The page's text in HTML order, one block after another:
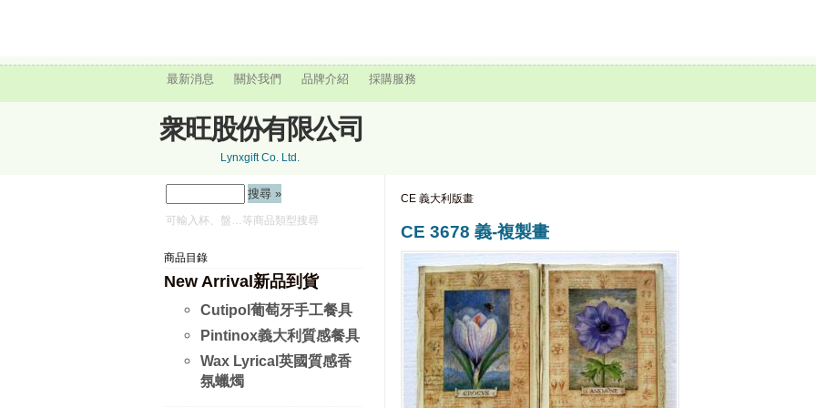
最新消息 關於我們 品牌介紹 採購服務
衆旺股份有限公司
Lynxgift Co. Ltd.
可輸入杯、盤…等商品類型搜尋
商品目錄
New Arrival新品到貨
Cutipol葡萄牙手工餐具
Pintinox義大利質感餐具
Wax Lyrical英國質感香
氛蠟燭
CE 義大利版畫
CE 3678 義-複製畫